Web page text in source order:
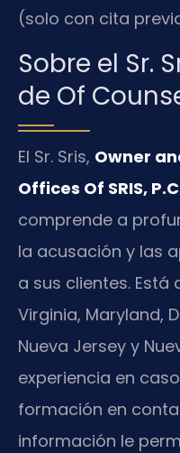
(solo con cita
Sobre el Sr.
de Of
El Sr. Sris, Owner
Offices Of SRIS,
comprende a
la acusación y las
a sus clientes.
Virginia, Maryland,
Nueva Jersey y
experiencia en
formación en
información le